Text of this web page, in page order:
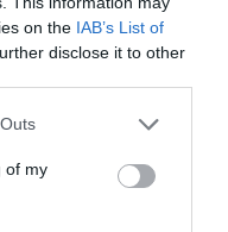
on the IAB’s List of
disclose it to other
of my